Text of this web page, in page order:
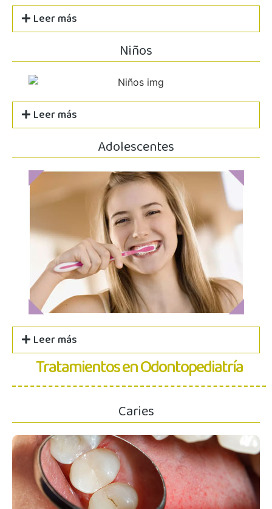
Leer más
Niños
Leer más
Adolescentes
Leer más
Tratamientos en Odontopediatría
Caries